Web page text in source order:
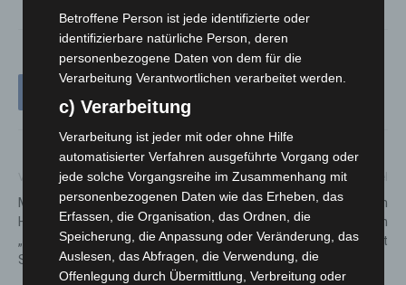
Vorheriger Artikel
Maritim Airport Hotel
Hannover unterstützt Verein
„Kleine Herzen Hannover“ mit
Spendenscheck
Nächster Artikel
Christa-Leske-Platz in
Wiesenau wird feierlich
eingeweiht
Betroffene Person ist jede identifizierte oder
identifizierbare natürliche Person, deren
personenbezogene Daten von dem für die
Verarbeitung Verantwortlichen verarbeitet werden.
c) Verarbeitung
Verarbeitung ist jeder mit oder ohne Hilfe
automatisierter Verfahren ausgeführte Vorgang oder
jede solche Vorgangsreihe im Zusammenhang mit
personenbezogenen Daten wie das Erheben, das
Erfassen, die Organisation, das Ordnen, die
Speicherung, die Anpassung oder Veränderung, das
Auslesen, das Abfragen, die Verwendung, die
Offenlegung durch Übermittlung, Verbreitung oder